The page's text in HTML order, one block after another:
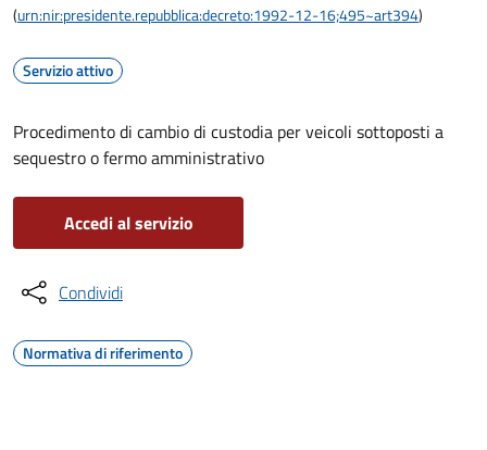
(urn:nir:presidente.repubblica:decreto:1992-12-16;495~art394)
Servizio attivo
Procedimento di cambio di custodia per veicoli sottoposti a
sequestro o fermo amministrativo
Accedi al servizio
Condividi
Normativa di riferimento